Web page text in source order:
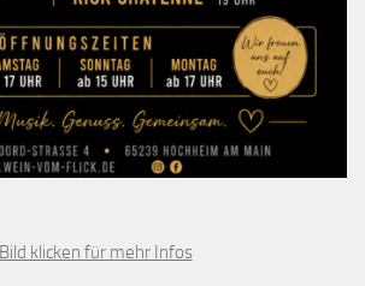
Bild klicken für mehr Infos